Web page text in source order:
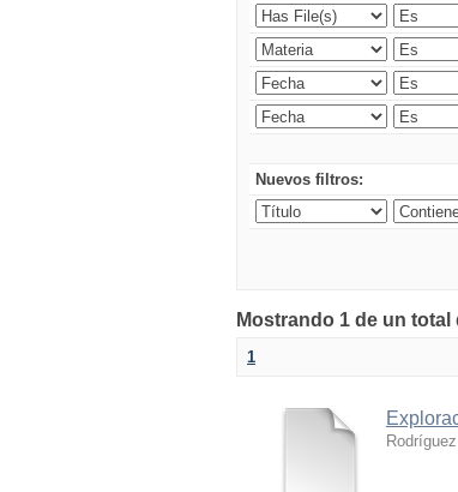
Nuevos filtros:
Mostrando 1 de un
1